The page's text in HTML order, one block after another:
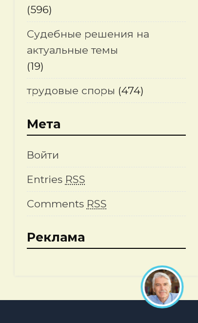
(596)
Судебные решения на
актуальные темы
(19)
трудовые споры (474)
Мета
Войти
Entries RSS
Comments RSS
Реклама